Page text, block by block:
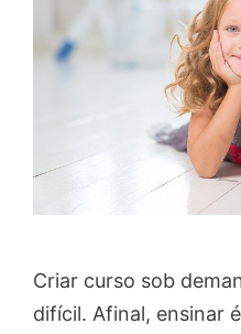
Criar curso sob
difícil. Afinal, ensinar